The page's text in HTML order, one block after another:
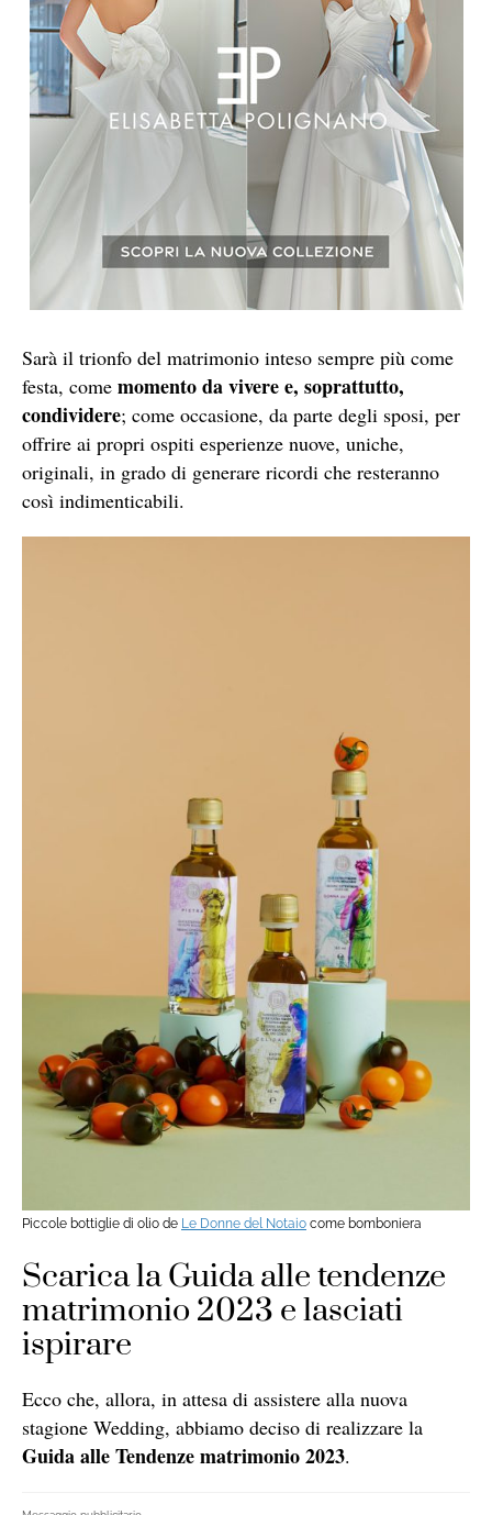
Sarà il trionfo del matrimonio inteso sempre più come
festa, come momento da vivere e, soprattutto,
condividere; come occasione, da parte degli sposi, per
offrire ai propri ospiti esperienze nuove, uniche,
originali, in grado di generare ricordi che resteranno
così indimenticabili.
Piccole bottiglie di olio de Le Donne del Notaio come bomboniera
Scarica la Guida alle tendenze
matrimonio 2023 e lasciati
ispirare
Ecco che, allora, in attesa di assistere alla nuova
stagione Wedding, abbiamo deciso di realizzare la
Guida alle Tendenze matrimonio 2023.